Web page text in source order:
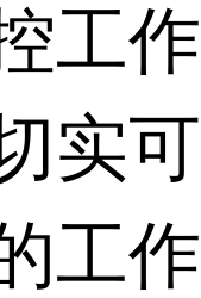
工作
实
工